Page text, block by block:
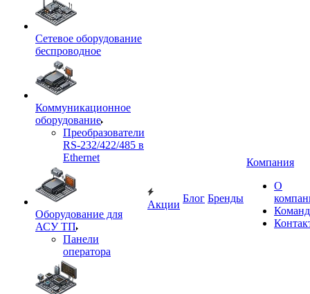
Сетевое оборудование
беспроводное
Коммуникационное
оборудование
Преобразователи
RS-232/422/485 в
Ethernet
Оборудование для
АСУ ТП
Панели
оператора
Акции
Блог Бренды
Компания
О